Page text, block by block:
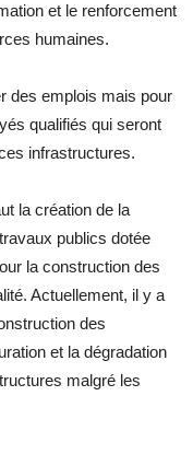
et le renforcement
humaines.
des emplois mais pour
qualifiés qui seront
infrastructures.
la création de la
publics dotée
la construction des
Actuellement, il y a
des
et la dégradation
malgré les